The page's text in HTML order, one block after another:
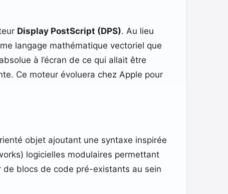
Display PostScript (DPS). Au lieu
langage mathématique vectoriel que
à l’écran de ce qui allait être
Ce moteur évoluera chez Apple pour
objet ajoutant une syntaxe inspirée
logicielles modulaires permettant
blocs de code pré-existants au sein